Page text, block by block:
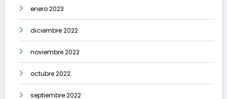
enero 2023
diciembre 2022
noviembre 2022
octubre 2022
septiembre 2022